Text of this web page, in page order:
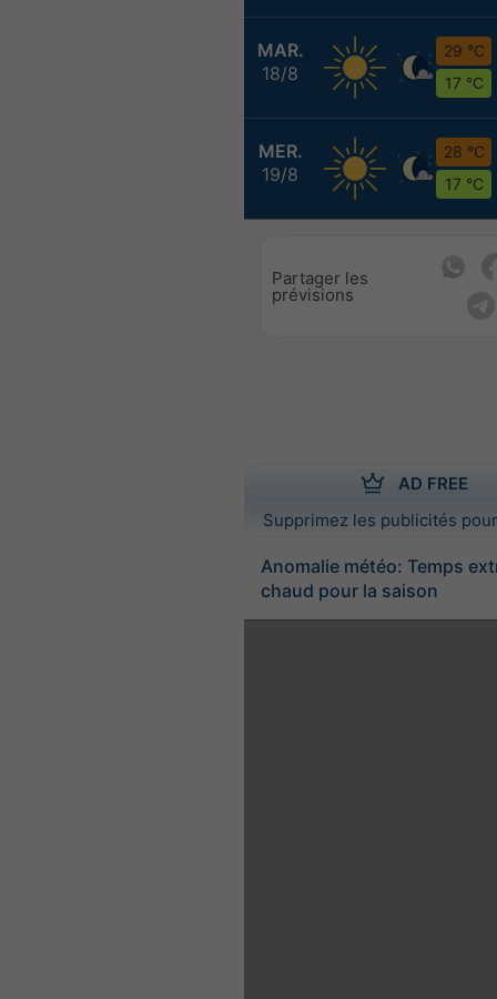
MAR.
18/8
29 °C
17 °C
MER.
19/8
28 °C
17 °C
Partager les
prévisions
AD FREE
Supprimez les publicités
Anomalie météo: Temps
chaud pour la saison